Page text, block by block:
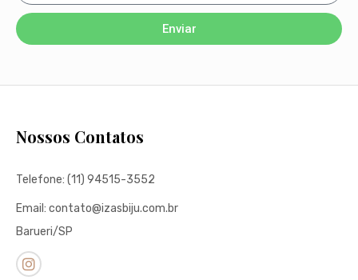
Enviar
Nossos Contatos
Telefone: (11) 94515-3552
Email: contato@izasbiju.com.br
Barueri/SP